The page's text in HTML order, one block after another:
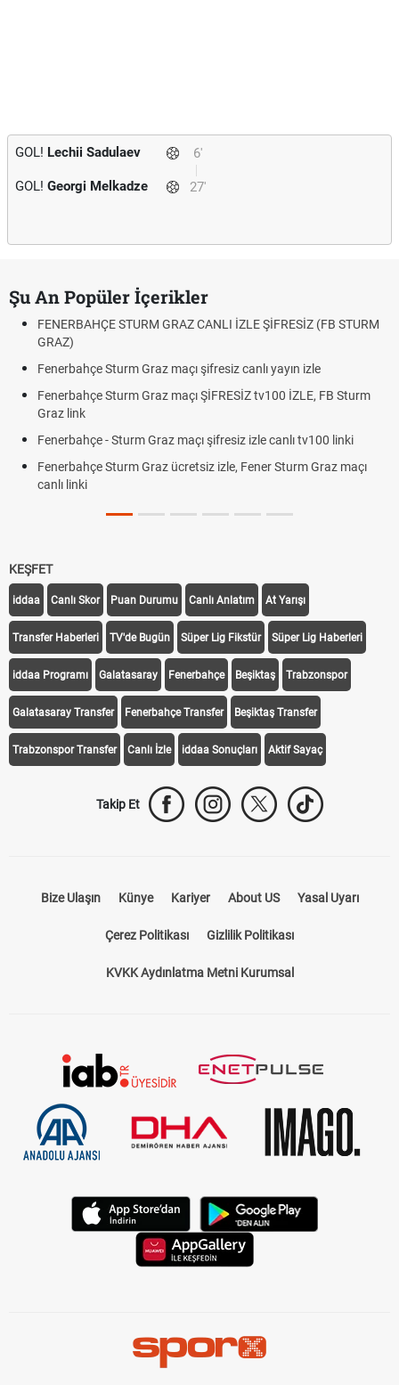
6'
GOL! Lechii Sadulaev
27'
GOL! Georgi Melkadze
Şu An Popüler İçerikler
FENERBAHÇE STURM GRAZ CANLI İZLE ŞİFRESİZ (FB STURM
GRAZ)
Fenerbahçe Sturm Graz maçı şifresiz canlı yayın izle
Fenerbahçe Sturm Graz maçı ŞİFRESİZ tv100 İZLE, FB Sturm
Graz link
Fenerbahçe - Sturm Graz maçı şifresiz izle canlı tv100 linki
Fenerbahçe Sturm Graz ücretsiz izle, Fener Sturm Graz maçı
canlı linki
KEŞFET
iddaa Canlı Skor Puan Durumu Canlı Anlatım At Yarışı
Transfer Haberleri TV'de Bugün Süper Lig Fikstür Süper Lig Haberleri
iddaa Programı Galatasaray Fenerbahçe Beşiktaş Trabzonspor
Galatasaray Transfer Fenerbahçe Transfer Beşiktaş Transfer
Trabzonspor Transfer Canlı İzle iddaa Sonuçları Aktif Sayaç
Takip Et
Bize Ulaşın Künye Kariyer About US Yasal Uyarı
Çerez Politikası Gizlilik Politikası
KVKK Aydınlatma Metni Kurumsal